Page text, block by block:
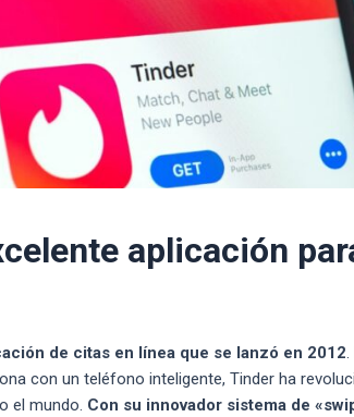
aplicación
de citas en línea que se lanzó en 2012
con un teléfono inteligente, Tinder ha
el mundo. Con su innovador sistema de